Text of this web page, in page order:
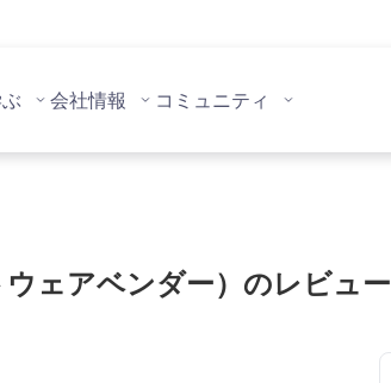
会社情報 コミュニティ
ェアベンダー）のレビュー